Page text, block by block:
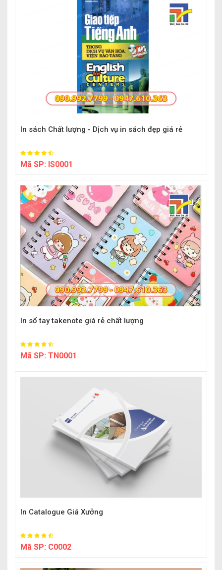
In sách Chất lượng - Dịch vụ in sách đẹp giá rẻ
Mã SP: IS0001
In sổ tay takenote giá rẻ chất lượng
Mã SP: TN0001
In Catalogue Giá Xưởng
Mã SP: C0002